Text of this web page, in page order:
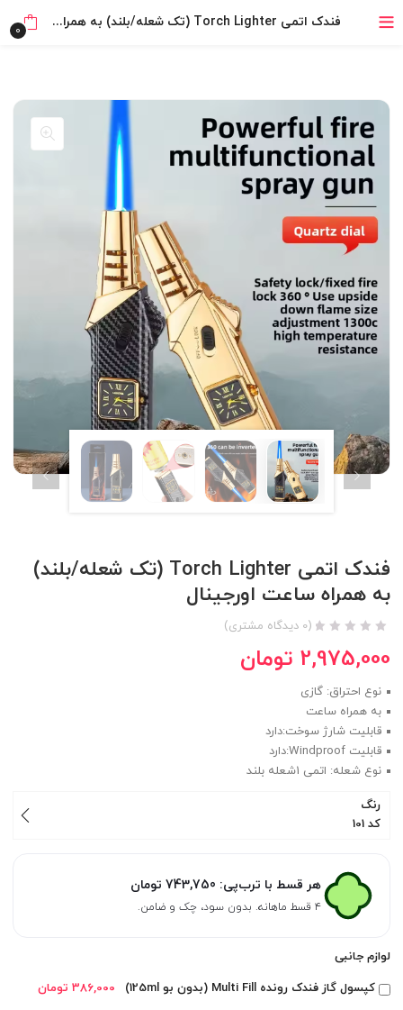
خرید قسطی با ترب‌پی
بدون ضامن، بدون سود
خرید قسطی با ترب‌پی
فندک اتمی Torch Lighter (تک شعله/بلند) به همراه ساعت اورجینال 0
فندک اتمی Torch Lighter (تک شعله/بلند)
به همراه ساعت اورجینال
(
0 دیدگاه مشتری)
2,975,000 تومان
نوع احتراق: گازی
به همراه ساعت
قابلیت شارژ سوخت:دارد
قابلیت Windproof:دارد
نوع شعله: اتمی 1شعله بلند
رنگ
کد 101
هر قسط با ترب‌پی: 743,750 تومان
۴ قسط ماهانه. بدون سود، چک و ضامن.
لوازم جانبی
کپسول گاز فندک رونده Multi Fill (بدون بو 125ml)
386,000 تومان